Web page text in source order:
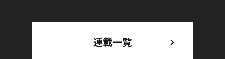
連載一覧